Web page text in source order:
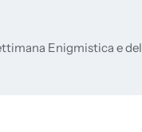
Enigmistica e